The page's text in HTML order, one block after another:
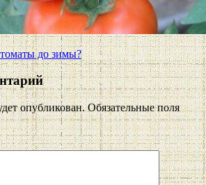
до зимы?
опубликован. Обязательные поля